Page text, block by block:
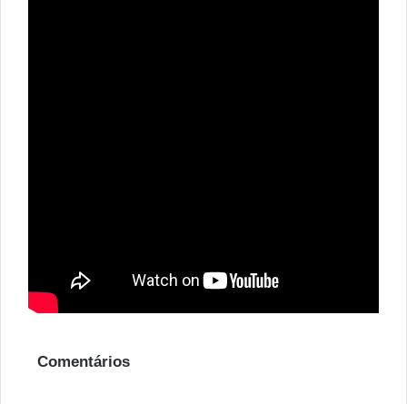
Comentários